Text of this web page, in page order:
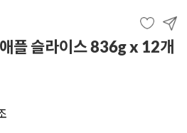
플 슬라이스 836g x 12개